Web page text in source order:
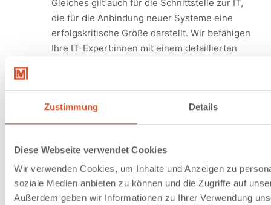
Zustimmung Details
Diese Webseite verwendet Cookies
Wir verwenden Cookies, um Inhalte und Anzeigen zu
soziale Medien anbieten zu können und die Zugriffe auf
Außerdem geben wir Informationen zu Ihrer Verwendung
Gleiches gilt auch für die Schnittstelle zur IT,
die für die Anbindung neuer Systeme eine
erfolgskritische Größe darstellt. Wir befähigen
Ihre IT-Expert:innen mit einem detaillierten
Während der finalen Systemimplementierung
stellen wir eine hohe Vor-Ort-Präsenz sicher,
um Ihr Team bei allen Aufgaben eng zu
steuern wir die Montage der Systeme,
unterstützen Sie bei den Ab- und
Inbetriebnahmen und bringen das jeweilige
System über die Hochlaufphase auf das